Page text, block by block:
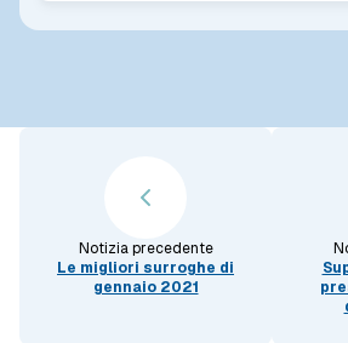
Notizia precedente
Le migliori surroghe di
gennaio 2021